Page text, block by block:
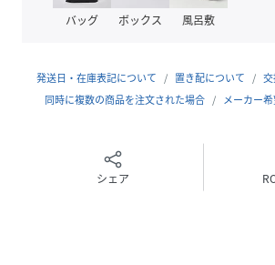
古き良き時代をリスペクトしながらも、『
ます。
また、ロック・バンドやキャラクターな
Tシャツにデニムにスニーカー。
いつの時代も愛される、STANDARDで
バッグ ボックス 風呂敷
発送日・在庫表記について 置き配について
同時に複数の商品を注文された場合
メーカー
シェア